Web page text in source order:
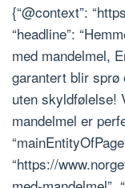
{“@context”:
“headline”:
med mandelmel,
garantert blir sprø
uten skyldfølelse!
mandelmel er
“https://